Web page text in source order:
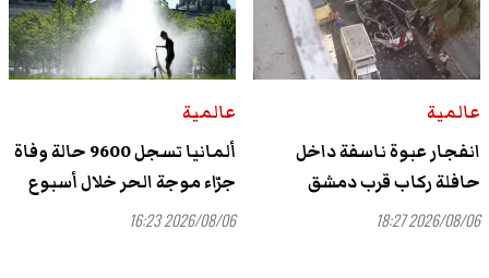
عالمية
انفجار عبوة ناسفة داخل
حافلة ركاب قرب دمشق
2026/08/06 18:27
عالمية
ألمانيا تسجل 9600 حالة وفاة
جرّاء موجة الحر خلال أسبوع
2026/08/06 16:23